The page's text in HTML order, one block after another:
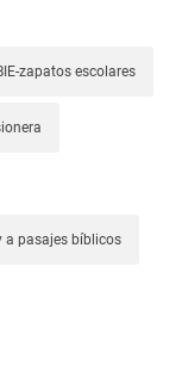
zapatos escolares
a pasajes bíblicos